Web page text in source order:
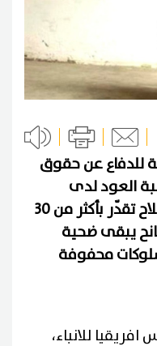
للدفاع عن حقوق
العود لدى
الأطفال الجانحين بمراكز الإصلاح تقدّر بأكثر من 30
يبقى ضحية
محفوفة
للانباء،